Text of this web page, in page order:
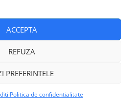
ACCEPTA
REFUZA
PREFERINTELE
Politica de confidentialitate